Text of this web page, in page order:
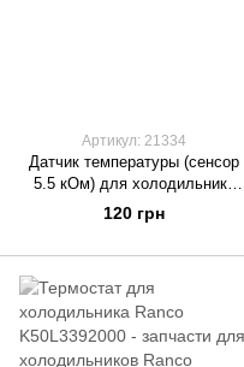
Артикул: 21334
Датчик температуры (сенсор
5.5 кОм) для холодильника
Samsung DA32-10105Q
120 грн